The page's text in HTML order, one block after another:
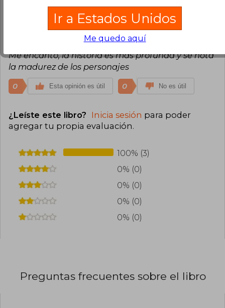
Usuario Anónimo
Lunes 27 de Julio,
Compra Verificada
Me encantó, la historia es más profunda y se nota
la madurez de los personajes
0 Esta opinión es útil 0 No es útil
¿Leíste este libro? Inicia sesión para poder
agregar tu propia evaluación.
100% (3)
0% (0)
0% (0)
0% (0)
0% (0)
Preguntas frecuentes sobre el libro
Ir a Estados Unidos
Me quedo aquí